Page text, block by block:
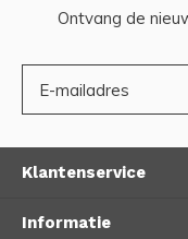
Ontvang de
Klantenservice
Informatie